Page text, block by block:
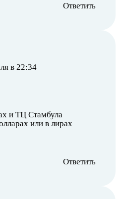
Ответить
в 22:34
и ТЦ Стамбула
или в лирах
Ответить